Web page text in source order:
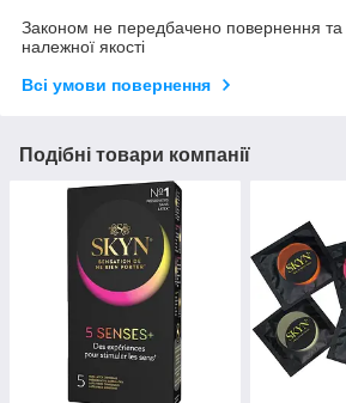
Законом не передбачено повернення та
належної якості
Всі умови повернення
Подібні товари компанії